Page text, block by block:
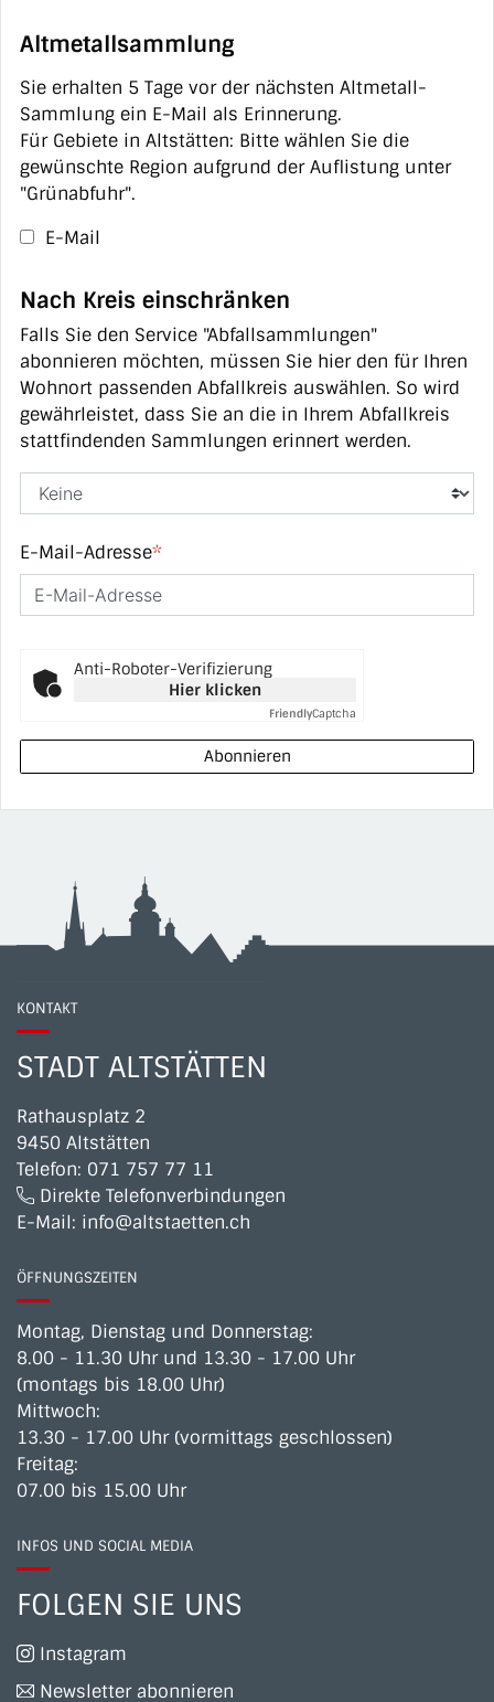
Altmetallsammlung
Sie erhalten 5 Tage vor der nächsten Altmetall-
Sammlung ein E-Mail als Erinnerung.
Für Gebiete in Altstätten: Bitte wählen Sie die
gewünschte Region aufgrund der Auflistung unter
"Grünabfuhr".
E-Mail
Nach Kreis einschränken
Falls Sie den Service "Abfallsammlungen"
abonnieren möchten, müssen Sie hier den für Ihren
Wohnort passenden Abfallkreis auswählen. So wird
gewährleistet, dass Sie an die in Ihrem Abfallkreis
stattfindenden Sammlungen erinnert werden.
E-Mail-Adresse*
Anti-Roboter-Verifizierung
Hier klicken
FriendlyCaptcha
Abonnieren
KONTAKT
STADT ALTSTÄTTEN
Rathausplatz 2
9450 Altstätten
Telefon: 071 757 77 11
Direkte Telefonverbindungen
E-Mail: info@altstaetten.ch
ÖFFNUNGSZEITEN
Montag, Dienstag und Donnerstag:
8.00 - 11.30 Uhr und 13.30 - 17.00 Uhr
(montags bis 18.00 Uhr)
Mittwoch:
13.30 - 17.00 Uhr (vormittags geschlossen)
Freitag:
07.00 bis 15.00 Uhr
INFOS UND SOCIAL MEDIA
FOLGEN SIE UNS
Instagram
Newsletter abonnieren